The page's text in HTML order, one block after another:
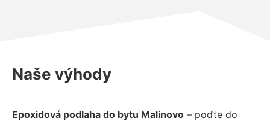
Naše výhody
Epoxidová podlaha do bytu Malinovo – poďte do